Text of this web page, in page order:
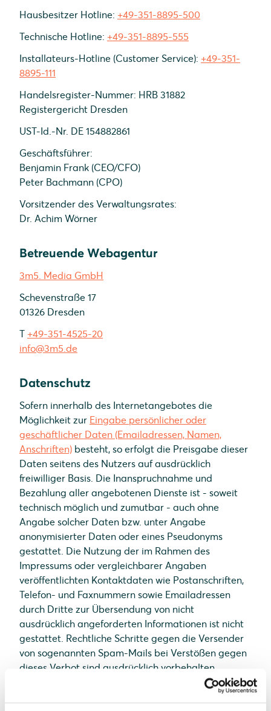
Hausbesitzer Hotline: +49-351-8895-500
Technische Hotline: +49-351-8895-555
Installateurs-Hotline (Customer Service): +49-351-
8895-111
Handelsregister-Nummer: HRB 31882
Registergericht Dresden
UST-Id.-Nr. DE 154882861
Geschäftsführer:
Benjamin Frank (CEO/CFO)
Peter Bachmann (CPO)
Vorsitzender des Verwaltungsrates:
Dr. Achim Wörner
Betreuende Webagentur
3m5. Media GmbH
Schevenstraße 17
01326 Dresden
T +49-351-4525-20
info@3m5.de
Datenschutz
Sofern innerhalb des Internetangebotes die
Möglichkeit zur Eingabe persönlicher oder
geschäftlicher Daten (Emailadressen, Namen,
Anschriften) besteht, so erfolgt die Preisgabe dieser
Daten seitens des Nutzers auf ausdrücklich
freiwilliger Basis. Die Inanspruchnahme und
Bezahlung aller angebotenen Dienste ist - soweit
technisch möglich und zumutbar - auch ohne
Angabe solcher Daten bzw. unter Angabe
anonymisierter Daten oder eines Pseudonyms
gestattet. Die Nutzung der im Rahmen des
Impressums oder vergleichbarer Angaben
veröffentlichten Kontaktdaten wie Postanschriften,
Telefon- und Faxnummern sowie Emailadressen
durch Dritte zur Übersendung von nicht
ausdrücklich angeforderten Informationen ist nicht
gestattet. Rechtliche Schritte gegen die Versender
von sogenannten Spam-Mails bei Verstößen gegen
dieses Verbot sind ausdrücklich vorbehalten.
Hinweis zur Streitschlichtung